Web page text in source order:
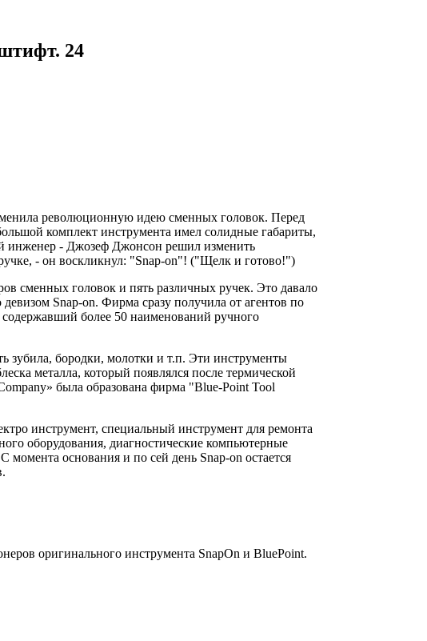
24
революционную идею сменных головок. Перед
комплект инструмента имел солидные габариты,
инженер - Джозеф Джонсон решил изменить
- он воскликнул: "Snap-on"! ("Щелк и готово!")
сменных головок и пять различных ручек. Это давало
Snap-on. Фирма сразу получила от агентов по
более 50 наименований ручного
зубила, бородки, молотки и т.п. Эти инструменты
металла, который появлялся после термической
была образована фирма "Blue-Point Tool
инструмент, специальный инструмент для ремонта
оборудования, диагностические компьютерные
основания и по сей день Snap-on остается
оригинального инструмента SnapOn и BluePoint.